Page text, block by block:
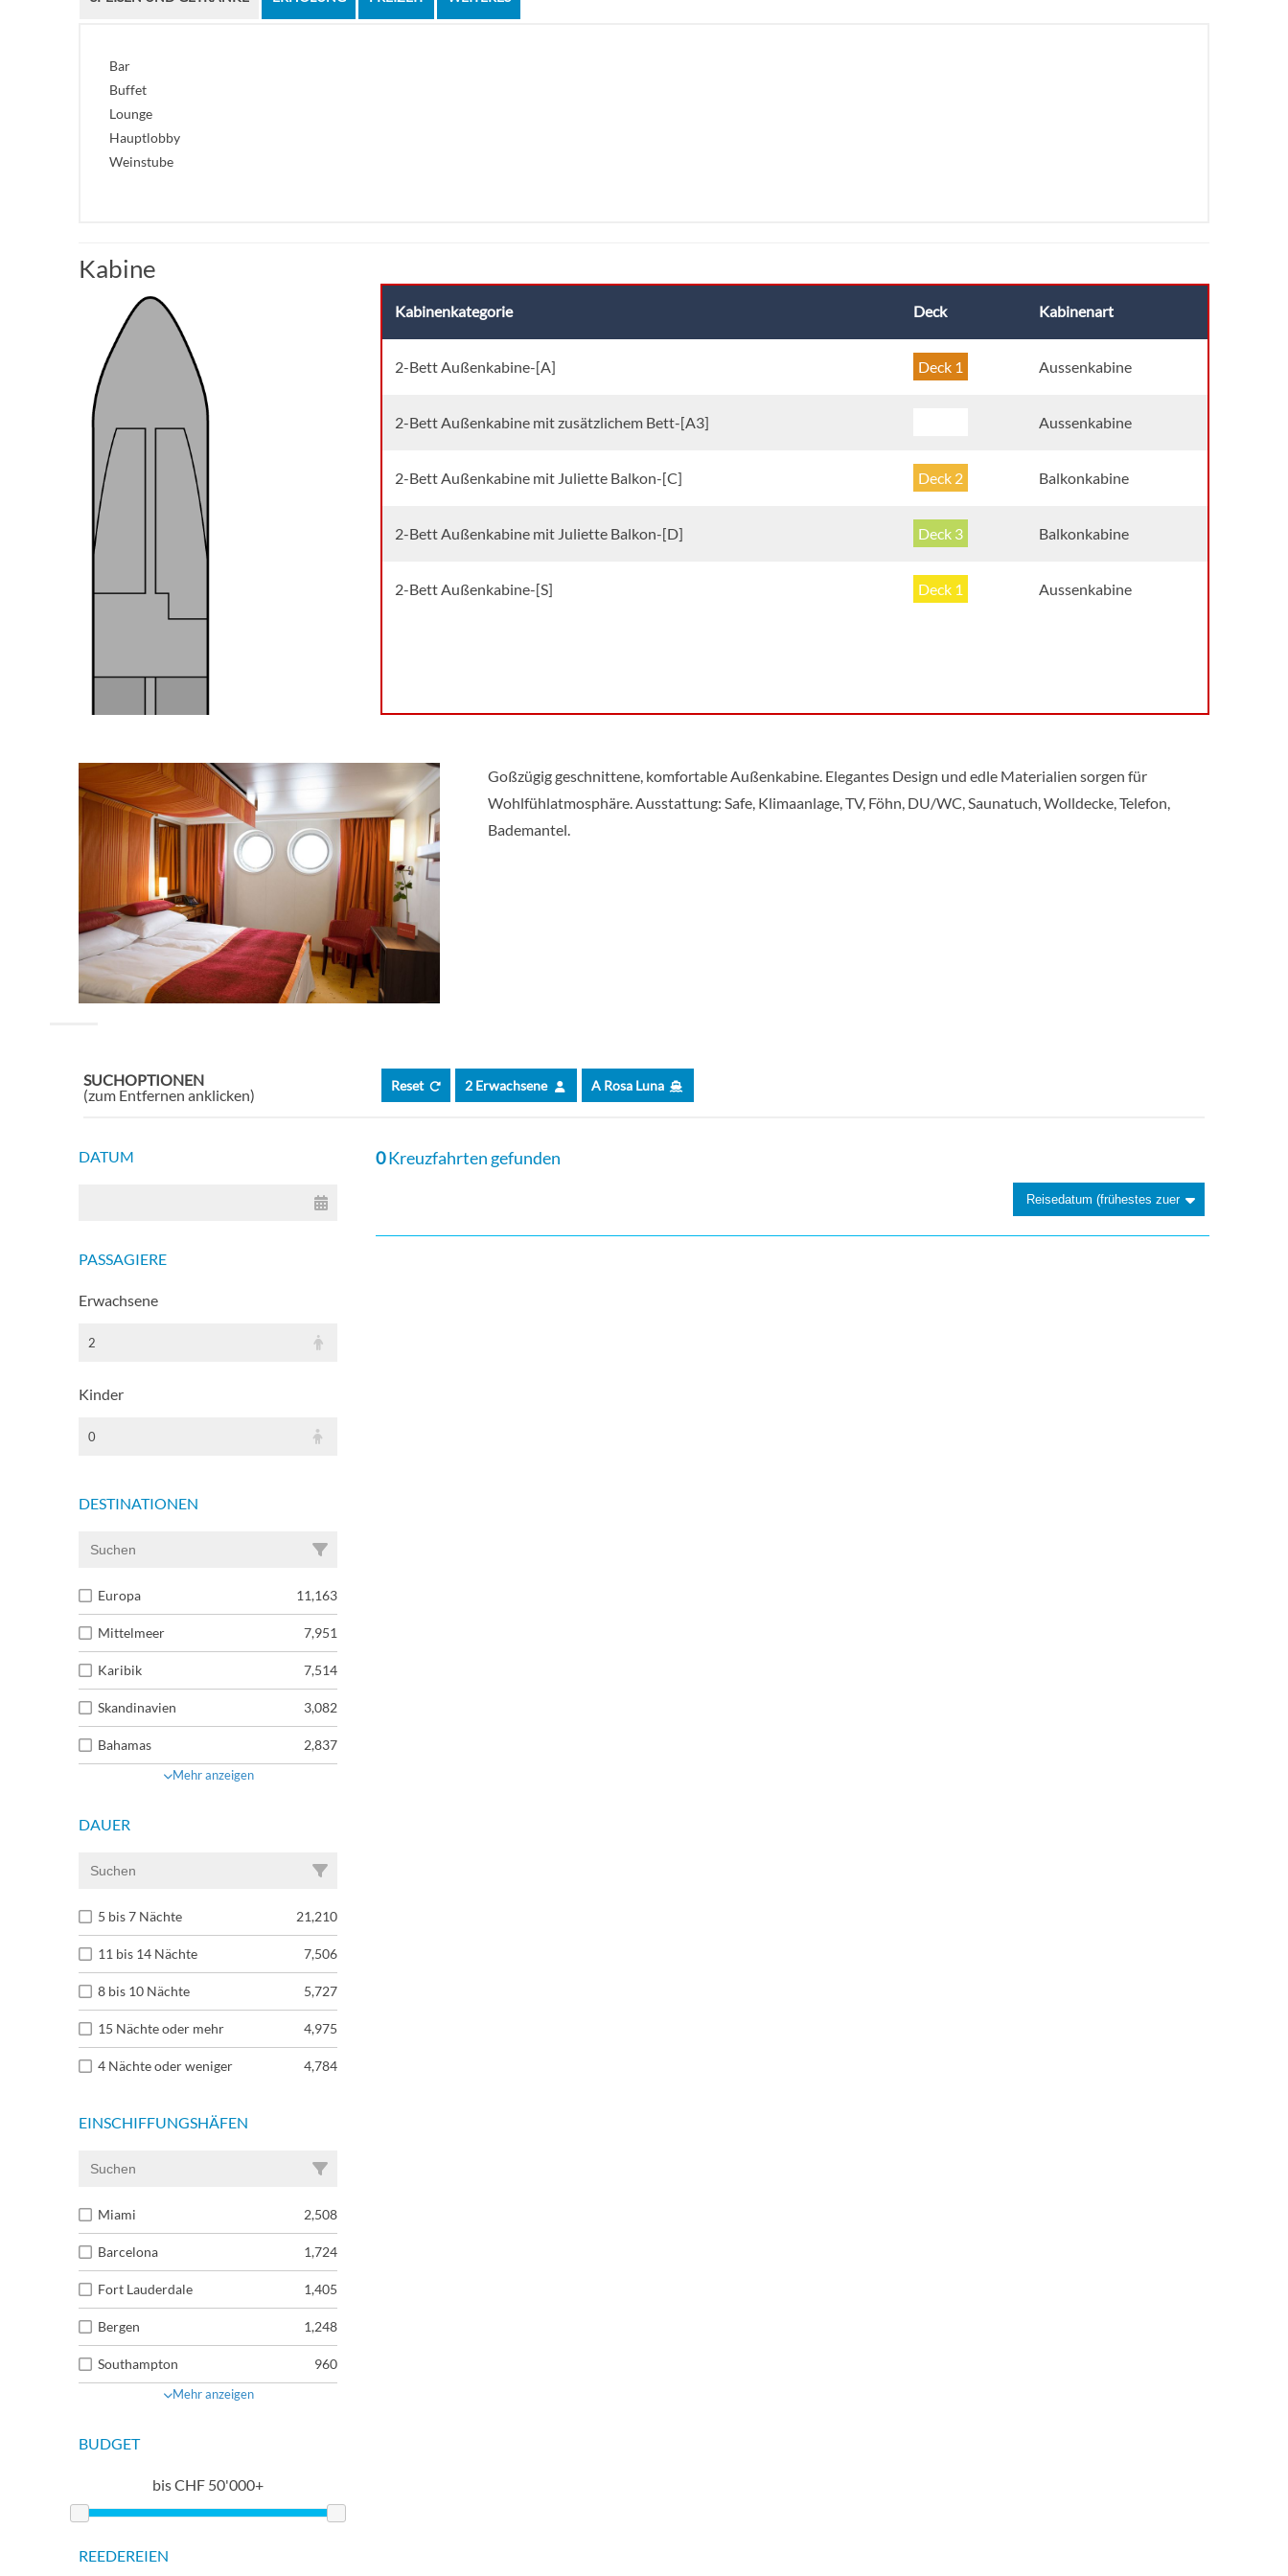
Bar
Buffet
Lounge
Hauptlobby
Weinstube
Kabine
Kabinenkategorie Deck Kabinenart
2-Bett Außenkabine-[A] Deck 1 Aussenkabine
2-Bett Außenkabine mit zusätzlichem Bett-[A3] Aussenkabine
2-Bett Außenkabine mit Juliette Balkon-[C] Deck 2 Balkonkabine
2-Bett Außenkabine mit Juliette Balkon-[D] Deck 3 Balkonkabine
2-Bett Außenkabine-[S] Deck 1 Aussenkabine
Goßzügig geschnittene, komfortable Außenkabine. Elegantes Design und edle Materialien sorgen für
Wohlfühlatmosphäre. Ausstattung: Safe, Klimaanlage, TV, Föhn, DU/WC, Saunatuch, Wolldecke, Telefon,
Bademantel.
SUCHOPTIONEN
(zum Entfernen anklicken)
Reset 2 Erwachsene A Rosa Luna
DATUM
PASSAGIERE
Erwachsene
2
Kinder
0
DESTINATIONEN
Europa 11,163
Mittelmeer 7,951
Karibik 7,514
Skandinavien 3,082
Bahamas 2,837
Mehr anzeigen
DAUER
5 bis 7 Nächte 21,210
11 bis 14 Nächte 7,506
8 bis 10 Nächte 5,727
15 Nächte oder mehr 4,975
4 Nächte oder weniger 4,784
EINSCHIFFUNGSHÄFEN
Miami 2,508
Barcelona 1,724
Fort Lauderdale 1,405
Bergen 1,248
Southampton 960
Mehr anzeigen
BUDGET
bisCHF 50'000+
REEDEREIEN
0Kreuzfahrten gefunden